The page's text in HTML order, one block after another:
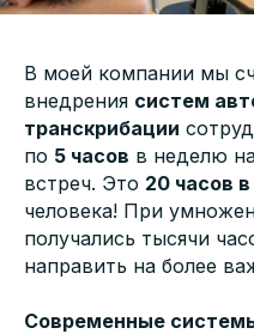
В моей компании мы
внедрения систем
транскрибации
по 5 часов в неделю
встреч. Это 20 часов
человека! При
получались тысячи
направить на более
Современные